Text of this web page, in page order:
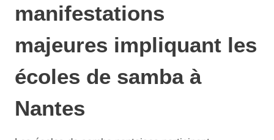
manifestations
majeures impliquant les
écoles de samba à
Nantes